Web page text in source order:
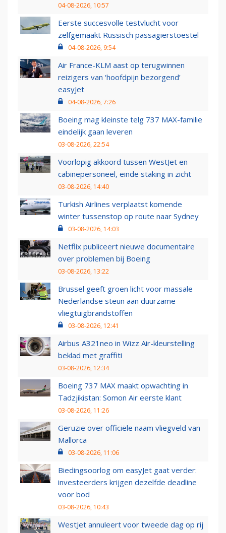
04-08-2026, 10:57
Eerste succesvolle testvlucht voor
zelfgemaakt Russisch passagierstoestel
04-08-2026, 9:54
Air France-KLM aast op terugwinnen
reizigers van ‘hoofdpijn bezorgend’
easyJet
04-08-2026, 7:26
Boeing mag kleinste telg 737 MAX-familie
eindelijk gaan leveren
03-08-2026, 22:54
Voorlopig akkoord tussen WestJet en
cabinepersoneel, einde staking in zicht
03-08-2026, 14:40
Turkish Airlines verplaatst komende
winter tussenstop op route naar Sydney
03-08-2026, 14:03
Netflix publiceert nieuwe documentaire
over problemen bij Boeing
03-08-2026, 13:22
Brussel geeft groen licht voor massale
Nederlandse steun aan duurzame
vliegtuigbrandstoffen
03-08-2026, 12:41
Airbus A321neo in Wizz Air-kleurstelling
beklad met graffiti
03-08-2026, 12:34
Boeing 737 MAX maakt opwachting in
Tadzjikistan: Somon Air eerste klant
03-08-2026, 11:26
Geruzie over officiële naam vliegveld van
Mallorca
03-08-2026, 11:06
Biedingsoorlog om easyJet gaat verder:
investeerders krijgen dezelfde deadline
voor bod
03-08-2026, 10:43
WestJet annuleert voor tweede dag op rij